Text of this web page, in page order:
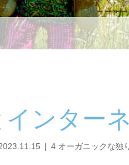
ンター
4 オーガニックな独